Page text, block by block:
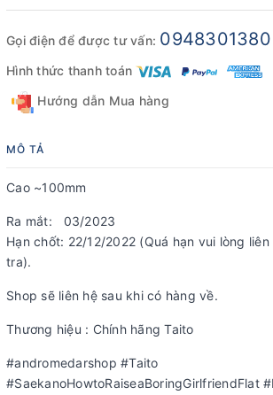
Gọi điện để được tư vấn: 0948301380
Hình thức thanh toán
Hướng dẫn Mua hàng
MÔ TẢ
Cao ~100mm
Ra mắt: 03/2023
Hạn chốt: 22/12/2022 (Quá hạn vui lòng
tra).
Shop sẽ liên hệ sau khi có hàng về.
Thương hiệu : Chính hãng Taito
#andromedarshop #Taito
#SaekanoHowtoRaiseaBoringGirlfriendFlat